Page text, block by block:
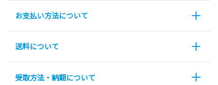
お支払い方法について
送料について
受取方法・納期について